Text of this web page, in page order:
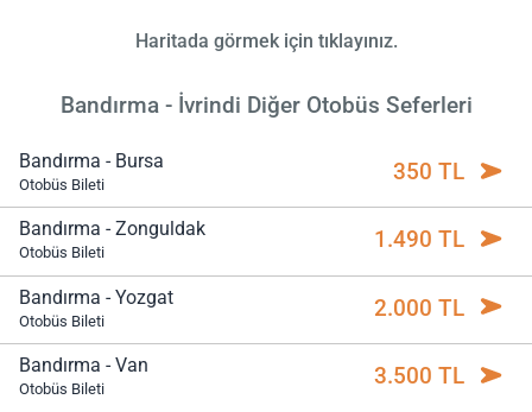
Haritada görmek için tıklayınız.
Bandırma - İvrindi Diğer Otobüs Seferleri
Bandırma - Bursa
Otobüs Bileti 350 TL
Bandırma - Zonguldak
Otobüs Bileti 1.490 TL
Bandırma - Yozgat
Otobüs Bileti 2.000 TL
Bandırma - Van
Otobüs Bileti 3.500 TL